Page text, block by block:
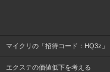
マイクリの「招待コード：HQ3z」
エクステの価値低下を考える